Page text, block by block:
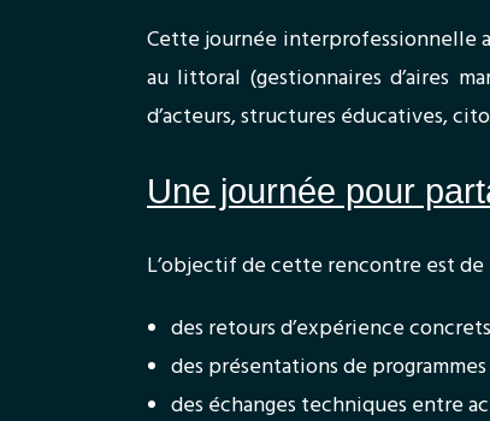
Cette journée interprofessionnelle
au littoral (gestionnaires d’aires
d’acteurs, structures éducatives,
Une journée pour
L’objectif de cette rencontre est de
des retours d’expérience
des présentations de
des échanges techniques entre